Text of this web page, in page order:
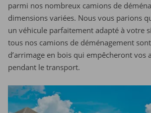
parmi nos nombreux camions de
dimensions variées. Nous vous parions
un véhicule parfaitement adapté à votre
tous nos camions de déménagement
d’arrimage en bois qui empêcheront vos
pendant le transport.